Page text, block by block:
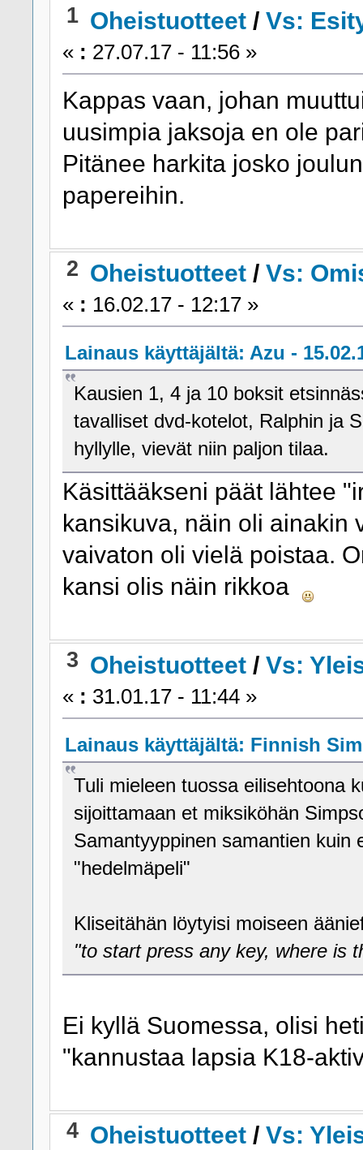
1 Oheistuotteet /Vs:
« : 27.07.17 - 11:56 »
Kappas vaan, johan
uusimpia jaksoja en ole
Pitänee harkita josko
papereihin.
2 Oheistuotteet /Vs:
« : 16.02.17 - 12:17 »
Lainaus käyttäjältä: Azu -
Kausien 1, 4 ja 10 boksit
tavalliset dvd-kotelot, Ralphin ja
hyllylle, vievät niin paljon tilaa.
Käsittääkseni päät lähtee
kansikuva, näin oli ainakin
vaivaton oli vielä poistaa.
kansi olis näin rikkoa
3 Oheistuotteet /Vs:
« : 31.01.17 - 11:44 »
Lainaus käyttäjältä: Finnish
Tuli mieleen tuossa eilisehtoona
sijoittamaan et miksiköhän
Samantyyppinen samantien kuin
"hedelmäpeli"
Kliseitähän löytyisi moiseen
"to start press any key, where is
Ei kyllä Suomessa, olisi
"kannustaa lapsia K18-
4 Oheistuotteet /Vs: